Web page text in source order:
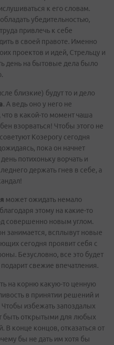
к его словам.
убедительностью,
привлечь к себе
в своей правоте. Именно
проектов и идей, Стрельцу и
день на бытовые дела было
близкие) будут то и дело
. А ведь оно у него не
в какой-то момент чаша
взорваться! Чтобы этого не
Козерогу сегодня
пока он начнет
потихоньку ворчать и
держать гнев в себе, а
может ожидать немало
этому на какие-то
совершенно новым углом.
занимается, всплывут новые
сегодня проявит себя с
Безусловно, все это будет
свежие впечатления.
на корню какую-то ценную
в принятии решений и
избежать запоздалых
быть открытыми для любых
конце концов, отказаться от
бы не дать им хотя бы